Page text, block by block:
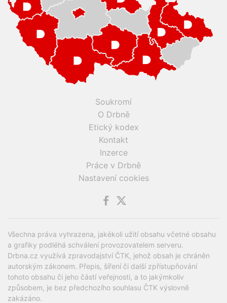
Soukromí
O Drbně
Etický kodex
Kontakt
Inzerce
Práce v Drbně
Nastavení cookies
Všechna práva vyhrazena, jakékoli užití obsahu včetné obsahu
a grafiky podléhá schválení provozovatelem serveru.
Drbna.cz využívá zpravodajství ČTK, jehož obsah je chráněn
autorským zákonem. Přepis, šíření či další zpřístupňování
tohoto obsahu či jeho částí veřejnosti, a to jakýmkoliv
způsobem, je bez předchozího souhlasu ČTK výslovně
zakázáno.